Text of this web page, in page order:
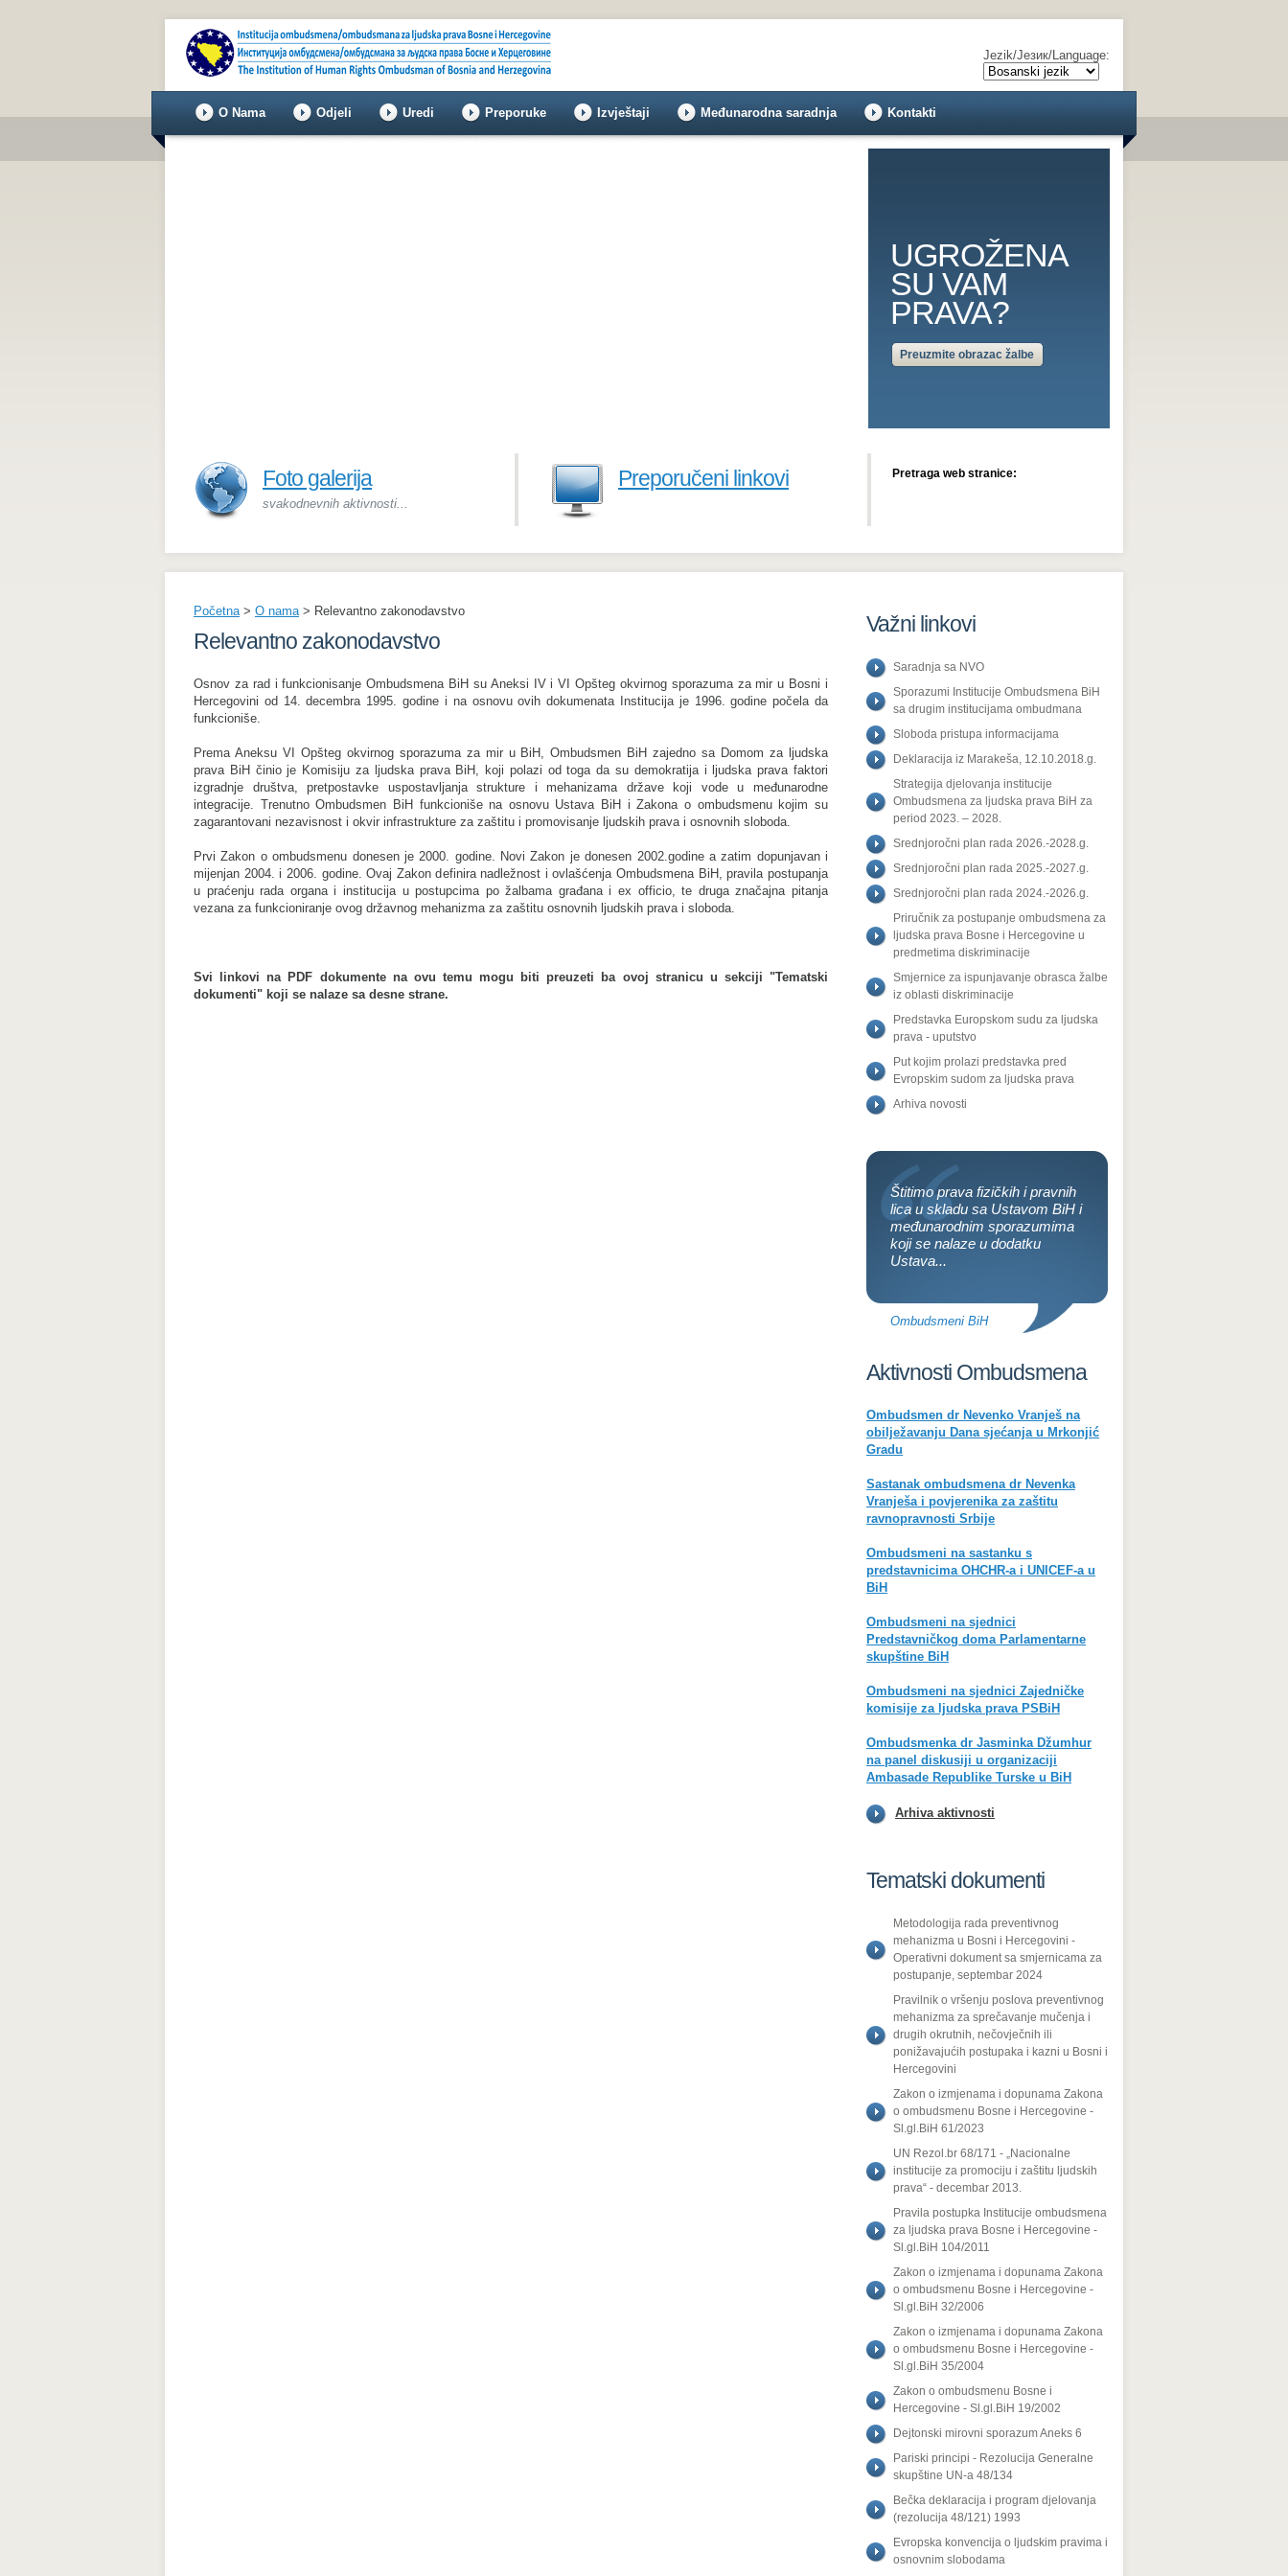
Jezik/Језик/Language:
O Nama Odjeli Uredi Preporuke Izvještaji Međunarodna saradnja Kontakti
UGROŽENA
SU VAM
PRAVA?
Preuzmite obrazac žalbe
Foto galerija
svakodnevnih aktivnosti...
Preporučeni linkovi Pretraga web stranice:
Početna> O nama> Relevantno zakonodavstvo
Relevantno zakonodavstvo
Osnov za rad i funkcionisanje Ombudsmena BiH su Aneksi IV i VI Opšteg okvirnog sporazuma za mir u Bosni i
Hercegovini od 14. decembra 1995. godine i na osnovu ovih dokumenata Institucija je 1996. godine počela da
funkcioniše.
Prema Aneksu VI Opšteg okvirnog sporazuma za mir u BiH, Ombudsmen BiH zajedno sa Domom za ljudska
prava BiH činio je Komisiju za ljudska prava BiH, koji polazi od toga da su demokratija i ljudska prava faktori
izgradnje društva, pretpostavke uspostavljanja strukture i mehanizama države koji vode u međunarodne
integracije. Trenutno Ombudsmen BiH funkcioniše na osnovu Ustava BiH i Zakona o ombudsmenu kojim su
zagarantovani nezavisnost i okvir infrastrukture za zaštitu i promovisanje ljudskih prava i osnovnih sloboda.
Prvi Zakon o ombudsmenu donesen je 2000. godine. Novi Zakon je donesen 2002.godine a zatim dopunjavan i
mijenjan 2004. i 2006. godine. Ovaj Zakon definira nadležnost i ovlašćenja Ombudsmena BiH, pravila postupanja
u praćenju rada organa i institucija u postupcima po žalbama građana i ex officio, te druga značajna pitanja
vezana za funkcioniranje ovog državnog mehanizma za zaštitu osnovnih ljudskih prava i sloboda.
Svi linkovi na PDF dokumente na ovu temu mogu biti preuzeti ba ovoj stranicu u sekciji "Tematski
dokumenti" koji se nalaze sa desne strane.
Važni linkovi
Saradnja sa NVO
Sporazumi Institucije Ombudsmena BiH
sa drugim institucijama ombudmana
Sloboda pristupa informacijama
Deklaracija iz Marakeša, 12.10.2018.g.
Strategija djelovanja institucije
Ombudsmena za ljudska prava BiH za
period 2023. – 2028.
Srednjoročni plan rada 2026.-2028.g.
Srednjoročni plan rada 2025.-2027.g.
Srednjoročni plan rada 2024.-2026.g.
Priručnik za postupanje ombudsmena za
ljudska prava Bosne i Hercegovine u
predmetima diskriminacije
Smjernice za ispunjavanje obrasca žalbe
iz oblasti diskriminacije
Predstavka Europskom sudu za ljudska
prava - uputstvo
Put kojim prolazi predstavka pred
Evropskim sudom za ljudska prava
Arhiva novosti
Štitimo prava fizičkih i pravnih
lica u skladu sa Ustavom BiH i
međunarodnim sporazumima
koji se nalaze u dodatku
Ustava...
Ombudsmeni BiH
Aktivnosti Ombudsmena
Ombudsmen dr Nevenko Vranješ na
obilježavanju Dana sjećanja u Mrkonjić
Gradu
Sastanak ombudsmena dr Nevenka
Vranješa i povjerenika za zaštitu
ravnopravnosti Srbije
Ombudsmeni na sastanku s
predstavnicima OHCHR-a i UNICEF-a u
BiH
Ombudsmeni na sjednici
Predstavničkog doma Parlamentarne
skupštine BiH
Ombudsmeni na sjednici Zajedničke
komisije za ljudska prava PSBiH
Ombudsmenka dr Jasminka Džumhur
na panel diskusiji u organizaciji
Ambasade Republike Turske u BiH
Arhiva aktivnosti
Tematski dokumenti
Metodologija rada preventivnog
mehanizma u Bosni i Hercegovini -
Operativni dokument sa smjernicama za
postupanje, septembar 2024
Pravilnik o vršenju poslova preventivnog
mehanizma za sprečavanje mučenja i
drugih okrutnih, nečovječnih ili
ponižavajućih postupaka i kazni u Bosni i
Hercegovini
Zakon o izmjenama i dopunama Zakona
o ombudsmenu Bosne i Hercegovine -
Sl.gl.BiH 61/2023
UN Rezol.br 68/171 - „Nacionalne
institucije za promociju i zaštitu ljudskih
prava“ - decembar 2013.
Pravila postupka Institucije ombudsmena
za ljudska prava Bosne i Hercegovine -
Sl.gl.BiH 104/2011
Zakon o izmjenama i dopunama Zakona
o ombudsmenu Bosne i Hercegovine -
Sl.gl.BiH 32/2006
Zakon o izmjenama i dopunama Zakona
o ombudsmenu Bosne i Hercegovine -
Sl.gl.BiH 35/2004
Zakon o ombudsmenu Bosne i
Hercegovine - Sl.gl.BiH 19/2002
Dejtonski mirovni sporazum Aneks 6
Pariski principi - Rezolucija Generalne
skupštine UN-a 48/134
Bečka deklaracija i program djelovanja
(rezolucija 48/121) 1993
Evropska konvencija o ljudskim pravima i
osnovnim slobodama